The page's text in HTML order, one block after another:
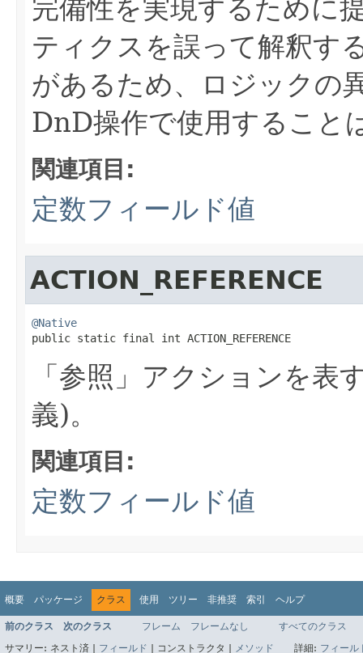
完備性を実現するために
ティクスを誤って解釈す
があるため、ロジックの
DnD操作で使用すること
関連項目:
定数フィールド値
ACTION_REFERENCE
@Native
public static final int ACTION_REFERENCE
「参照」アクションを表
義)。
関連項目:
定数フィールド値
概要 パッケージ クラス 使用 ツリー 非推奨 索引 ヘルプ
前のクラス 次のクラス フレーム フレームなし
すべてのクラス
サマリー: ネスト済 | フィールド コンストラクタ | メソッド 詳細: フィール